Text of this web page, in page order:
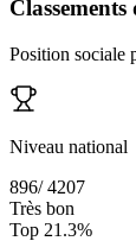
Position sociale
Niveau national
896/4207
Très bon
Top 21.3%